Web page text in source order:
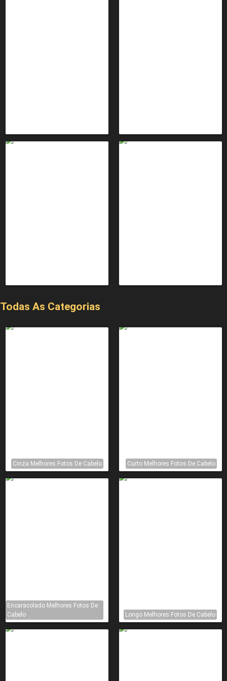
Todas As Categorias
Cinza Melhores Fotos De Cabelo Curto Melhores Fotos De Cabelo
Encaracolado Melhores Fotos De
Cabelo
Longo Melhores Fotos De Cabelo